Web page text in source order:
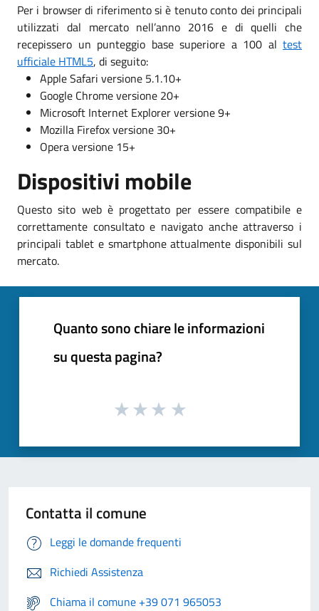
Per i browser di riferimento si è tenuto conto dei principali
utilizzati dal mercato nell’anno 2016 e di quelli che
recepissero un punteggio base superiore a 100 al test
ufficiale HTML5, di seguito:
Apple Safari versione 5.1.10+
Google Chrome versione 20+
Microsoft Internet Explorer versione 9+
Mozilla Firefox versione 30+
Opera versione 15+
Dispositivi mobile
Questo sito web è progettato per essere compatibile e
correttamente consultato e navigato anche attraverso i
principali tablet e smartphone attualmente disponibili sul
mercato.
Quanto sono chiare le informazioni
su questa pagina?
Contatta il comune
Leggi le domande frequenti
Richiedi Assistenza
Chiama il comune +39 071 965053